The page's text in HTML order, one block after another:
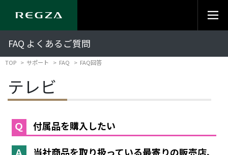
FAQ よくあるご質問
TOP サポート FAQ FAQ回答
テレビ